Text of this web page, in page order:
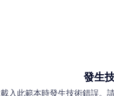
發生
載入此範本時發生技術錯誤。